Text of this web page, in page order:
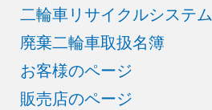
二輪車リサイクルシステム
廃棄二輪車取扱名簿
お客様のページ
販売店のページ